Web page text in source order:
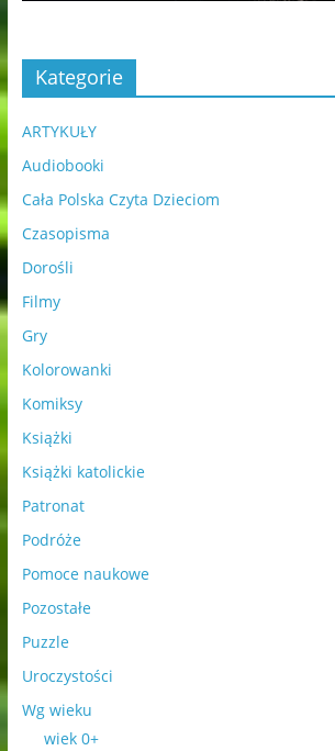
Kategorie
ARTYKUŁY
Audiobooki
Cała Polska Czyta Dzieciom
Czasopisma
Dorośli
Filmy
Gry
Kolorowanki
Komiksy
Książki
Książki katolickie
Patronat
Podróże
Pomoce naukowe
Pozostałe
Puzzle
Uroczystości
Wg wieku
wiek 0+